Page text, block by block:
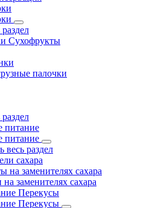
Сухофрукты
палочки
питание
питание
весь раздел
сахара
на заменителях сахара
заменителях сахара
Перекусы
Перекусы